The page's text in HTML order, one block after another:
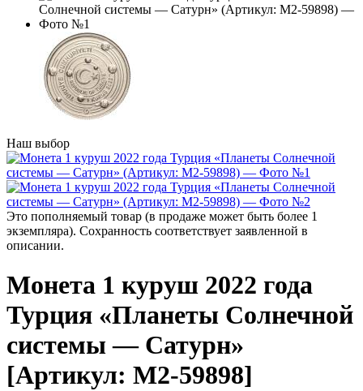
Наш выбор
Это пополняемый товар (в продаже может быть более 1
экземпляра). Сохранность соответствует заявленной в
описании.
Монета 1 куруш 2022 года
Турция «Планеты Солнечной
системы — Сатурн»
[Артикул: M2-59898]